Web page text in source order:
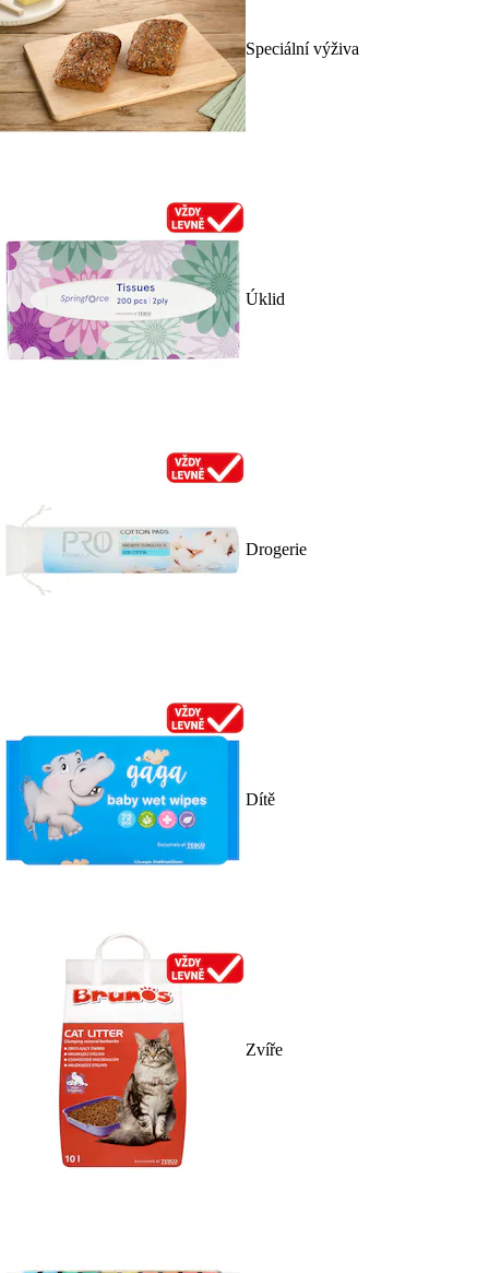
Speciální výživa
Úklid
Drogerie
Dítě
Zvíře